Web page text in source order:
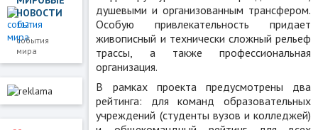
НОВОСТИ
112
события
мира
душевыми и организованным трансфером.
Особую привлекательность придает
живописный и технически сложный рельеф
трассы, а также профессиональная
организация.
В рамках проекта предусмотрены два
рейтинга: для команд образовательных
учреждений (студенты вузов и колледжей)